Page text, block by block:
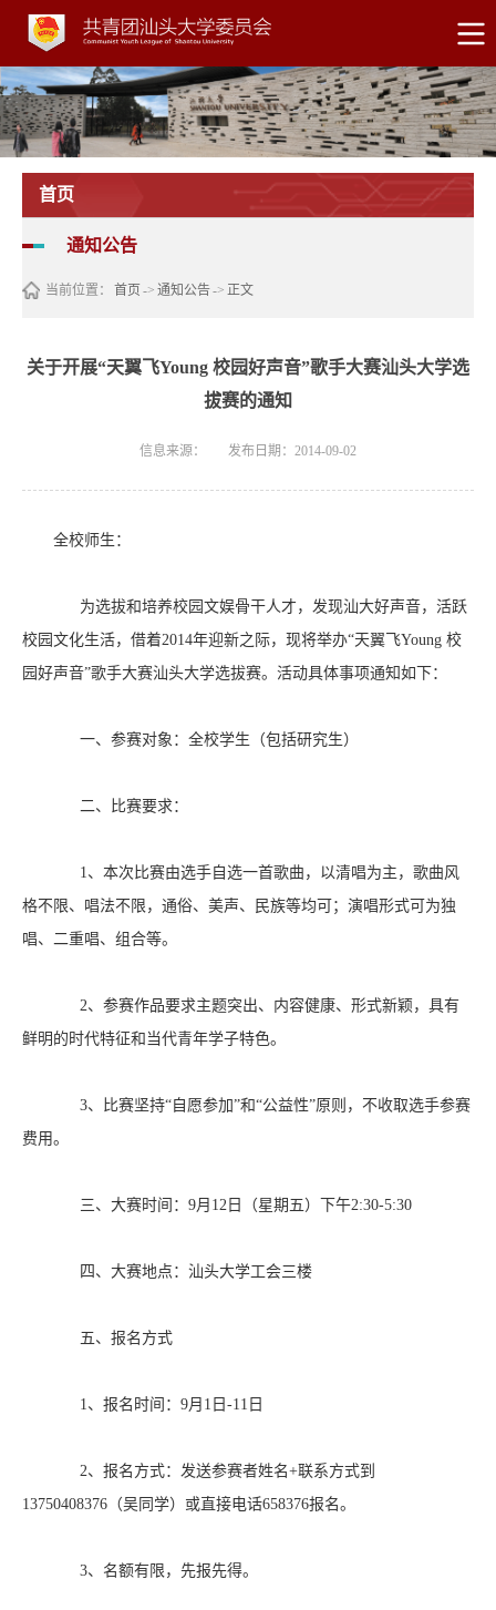
首页
通知公告
当前位置： 首页-> 通知公告-> 正文
关于开展“天翼飞Young 校园好声音”歌手大赛汕头大学选
拔赛的通知
信息来源： 发布日期：2014-09-02
全校师生：
为选拔和培养校园文娱骨干人才，发现汕大好声音，活跃
校园文化生活，借着2014年迎新之际，现将举办“天翼飞Young 校
园好声音”歌手大赛汕头大学选拔赛。活动具体事项通知如下：
一、参赛对象： 全校学生（包括研究生）
二、比赛要求：
1、本次比赛由选手自选一首歌曲，以清唱为主，歌曲风
格不限、唱法不限，通俗、美声、民族等均可；演唱形式可为独
唱、二重唱、组合等。
2、参赛作品要求主题突出、内容健康、形式新颖，具有
鲜明的时代特征和当代青年学子特色。
3、比赛坚持“自愿参加”和“公益性”原则，不收取选手参赛
费用。
三、 大赛时间： 9月 12 日（星期五）下午2:30-5:30
四、大赛地点： 汕头大学工会三楼
五、报名方式
1、报名时间： 9月 1 日 -11 日
2、报名方式：发送参赛者姓名+联系方式到
13750408376 （吴同学）或直接电话658376报名。
3、名额有限，先报先得。